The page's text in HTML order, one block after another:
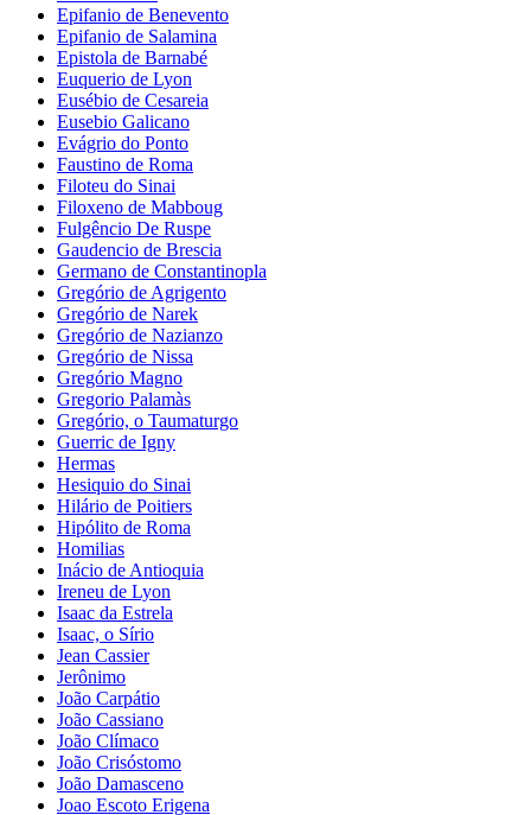
Epifanio de Benevento
Epifanio de Salamina
Epistola de Barnabé
Euquerio de Lyon
Eusébio de Cesareia
Eusebio Galicano
Evágrio do Ponto
Faustino de Roma
Filoteu do Sinai
Filoxeno de Mabboug
Fulgêncio De Ruspe
Gaudencio de Brescia
Germano de Constantinopla
Gregório de Agrigento
Gregório de Narek
Gregório de Nazianzo
Gregório de Nissa
Gregório Magno
Gregorio Palamàs
Gregório, o Taumaturgo
Guerric de Igny
Hermas
Hesiquio do Sinai
Hilário de Poitiers
Hipólito de Roma
Homilias
Inácio de Antioquia
Ireneu de Lyon
Isaac da Estrela
Isaac, o Sírio
Jean Cassier
Jerônimo
João Carpátio
João Cassiano
João Clímaco
João Crisóstomo
João Damasceno
Joao Escoto Erigena